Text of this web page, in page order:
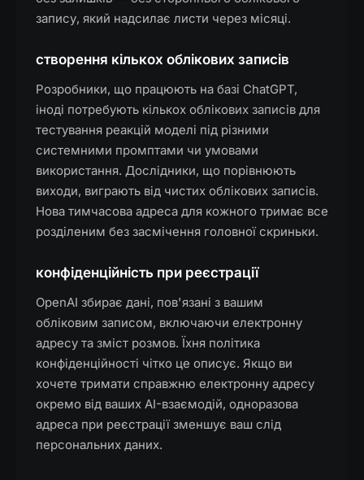
запису, який надсилає листи через місяці.
створення кількох облікових записів
Розробники, що працюють на базі ChatGPT,
іноді потребують кількох облікових записів для
тестування реакцій моделі під різними
системними промптами чи умовами
використання. Дослідники, що порівнюють
виходи, виграють від чистих облікових записів.
Нова тимчасова адреса для кожного тримає все
розділеним без засмічення головної скриньки.
конфіденційність при реєстрації
OpenAI збирає дані, пов'язані з вашим
обліковим записом, включаючи електронну
адресу та зміст розмов. Їхня політика
конфіденційності чітко це описує. Якщо ви
хочете тримати справжню електронну адресу
окремо від ваших AI-взаємодій, одноразова
адреса при реєстрації зменшує ваш слід
персональних даних.